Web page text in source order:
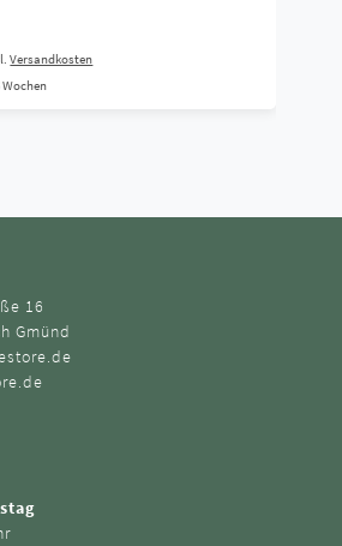
Versandkosten
Wochen
16
Gmünd